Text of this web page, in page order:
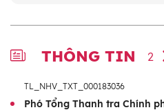
THÔNG TIN 2
TL_NHV_TXT_000183036
Phó Tổng Thanh tra Chính